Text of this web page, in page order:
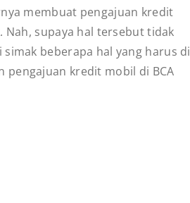
membuat pengajuan kredit
supaya hal tersebut tidak
beberapa hal yang harus di
pengajuan kredit mobil di BCA